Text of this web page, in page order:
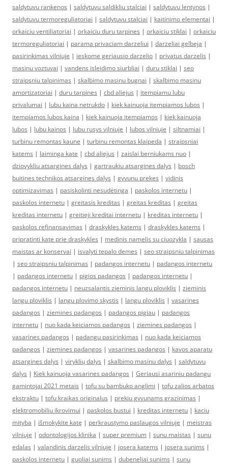
saldytuvu rankenos | saldytuvu saldikliu stalciai | saldytuvu lentynos |
saldytuvu termoreguliatoriai | saldytuvu stalciai | kaitinimo elementai |
orkaiciu ventiliatoriai | orkaiciu duru tarpines | orkaiciu stiklai | orkaiciu
termoreguliatoriai | parama privaciam darzeliui | darzeliai gelbeja |
pasirinkimas vilniuje | ieskome geriausio darzelio | privatus darzelis |
masinu voztuvai | vandens isleidimo siurbliai | duru stiklai | seo
straipsniu talpinimas | skalbimo masinu bugnai | skalbimo masinu
amortizatoriai | duru tarpines | cbd aliejus | itempiamu lubu
privalumai | lubu kaina netrukdo | kiek kainuoja itempiamos lubos |
itempiamos lubos kaina | kiek kainuoja itempiamos | kiek kainuoja
lubos | lubu kainos | lubu rusys vilniuje | lubos vilniuje | siltnamiai |
turbinu remontas kaune | turbinu remontas klaipeda | straipsniai
katems | laiminga kate | cbd aliejus | zaislai berniukams nuo |
dziovykliu atsargines dalys | gartraukiu atsargines dalys | bosch
buitines technikos atsargines dalys | gyvunu prekes | vidinis
optimizavimas | pasiskolinti nesudėtinga | paskolos internetu |
paskolos internetu | greitasis kreditas | greitas kreditas | greitas
kreditas internetu | greitieji kreditai internetu | kreditas internetu |
paskolos refinansavimas | draskykles katems | draskykles katems |
pripratinti kate prie draskykles | medinis namelis su ciuozykla | sausas
maistas ar konservai | isvalyti tepalo demes | seo straipsniu talpinimas
| seo straipsniu talpinimas | padangos internetu | padangos internetu
| padangos internetu | pigios padangos | padangos internetu |
padangos internetu | neuzsalantis zieminis langu ploviklis | zieminis
langu ploviklis | langu plovimo skystis | langu ploviklis | vasarines
padangos | ziemines padangos | padangos pigiau | padangos
internetu | nuo kada keiciamos padangos | ziemines padangos |
vasarines padangos | padangu pasirinkimas | nuo kada keiciamos
padangos | ziemines padangos | vasarines padangos | kavos aparatu
atsargines dalys | viryklių dalys | skalbimo masinu dalys | saldytuvu
dalys | Kiek kainuoja vasarines padangos | Geriausi asariniu padangu
gamintojai 2021 metais | tofu su bambuko anglimi | tofu zalios arbatos
ekstraktu | tofu kraikas originalus | prekiu gyvunams grazinimas |
elektromobiliu ikrovimui | paskolos bustui | kreditas internetu | kaciu
mityba | išmokykite katę | perkraustymo paslaugos vilniuje | meistras
vilniuje | odontologijos klinika | super premium | sunu maistas | sunu
edalas | valandinis darzelis vilniuje | josera katems | josera sunims |
paskolos internetu | guoliai sunims | dubeneliai sunims | sunu